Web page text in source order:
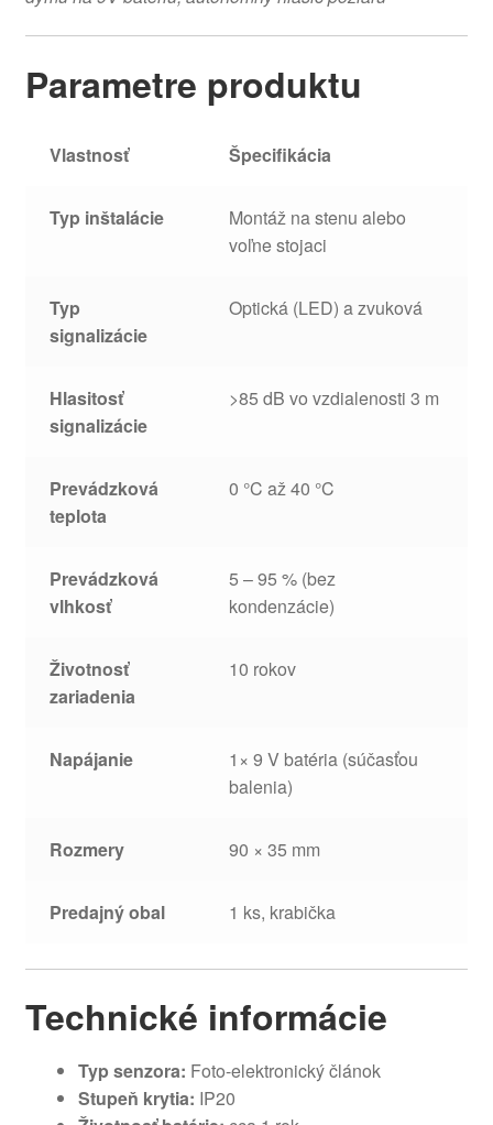
Parametre produktu
Vlastnosť Špecifikácia
Typ inštalácie
Montáž na stenu alebo
voľne stojaci
Typ
signalizácie
Optická (LED) a zvuková
Hlasitosť
signalizácie
>85 dB vo vzdialenosti 3 m
Prevádzková
teplota
0 °C až 40 °C
Prevádzková
vlhkosť
5 – 95 % (bez
kondenzácie)
Životnosť
zariadenia
10 rokov
Napájanie
1× 9 V batéria (súčasťou
balenia)
Rozmery 90 × 35 mm
Predajný obal 1 ks, krabička
Technické informácie
Typ senzora: Foto-elektronický článok
Stupeň krytia: IP20